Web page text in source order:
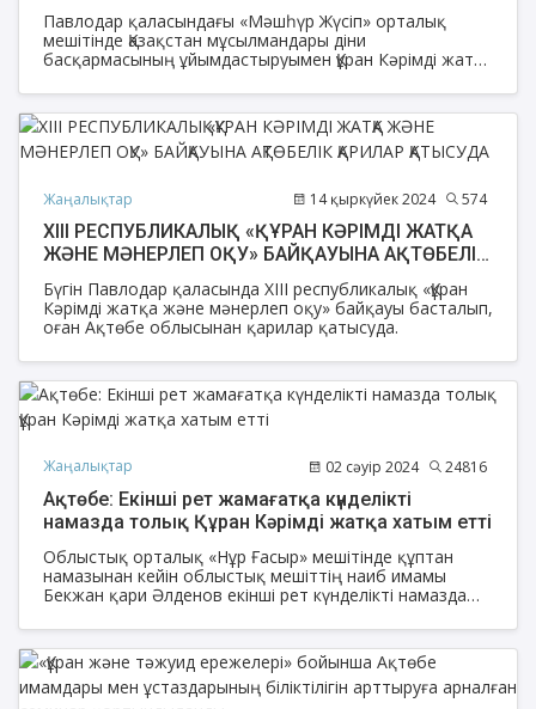
Павлодар қаласындағы «Мәшһүр Жүсіп» орталық
мешітінде Қазақстан мұсылмандары діни
басқармасының ұйымдастыруымен Құран Кәрімді жатқа
мәресіне жетіп, ҚМДБ Ақтөбе облысы өкілдігінен
қатысқан Махамбет Тасболатов қари «20 пара»
бойынша ІV орынды иеленіп, 800 000 теңге қаржы
сертификаты табысталды.
Жаңалықтар 14 қыркүйек 2024 574
ХІІІ РЕСПУБЛИКАЛЫҚ «ҚҰРАН КӘРІМДІ ЖАТҚА
ЖӘНЕ МӘНЕРЛЕП ОҚУ» БАЙҚАУЫНА АҚТӨБЕЛІК
Бүгін Павлодар қаласында ХІIІ республикалық «Құран
Кәрімді жатқа және мәнерлеп оқу» байқауы басталып,
оған Ақтөбе облысынан қарилар қатысуда.
Жаңалықтар 02 сәуір 2024 24816
Ақтөбе: Екінші рет жамағатқа күнделікті
намазда толық Құран Кәрімді жатқа хатым етті
Облыстық орталық «Нұр Ғасыр» мешітінде құптан
намазынан кейін облыстық мешіттің наиб имамы
Бекжан қари Әлденов екінші рет күнделікті намазда